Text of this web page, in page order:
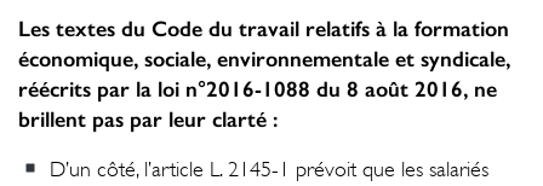
Les textes du Code du travail relatifs à la formation
économique, sociale, environnementale et syndicale,
réécrits par la loi n°2016-1088 du 8 août 2016, ne
brillent pas par leur clarté :
D’un côté, l’article L. 2145-1 prévoit que les salariés